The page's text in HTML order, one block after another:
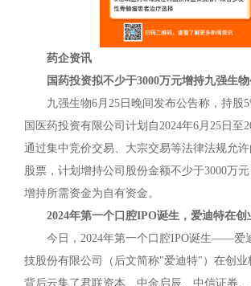
药企资讯
国药投资拟不少于3000万元增持九强生
九强生物6月25日晚间发布公告称，持股
国医药投资有限公司计划自2024年6月25日至
通过集中竞价交易、大宗交易等法律法规允
股票，计划增持公司股份金额不少于3000万元
增持所需资金为自有资金。
2024年第一个口腔IPO诞生，爱迪特在创
今日，2024年第一个口腔IPO诞生——爱
技股份有限公司（后文简称"爱迪特"）在创业
背后云集了君联资本、中金启辰、中信证券